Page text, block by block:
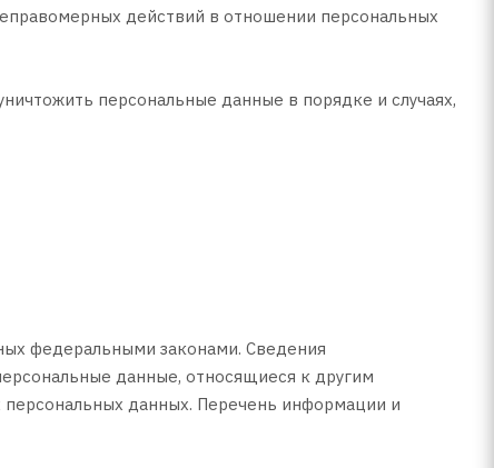
действий в отношении персональных
персональные данные в порядке и случаях,
федеральными законами. Сведения
данные, относящиеся к другим
персональных данных. Перечень информации и